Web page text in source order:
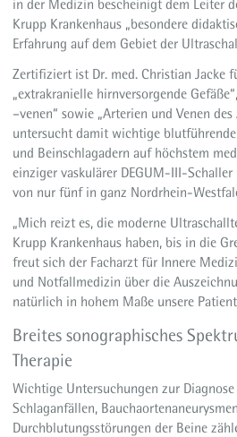
in der Medizin bescheinigt dem Leiter
Krupp Krankenhaus „besondere
Erfahrung auf dem Gebiet der
Zertifiziert ist Dr. med. Christian Jacke
„extrakranielle hirnversorgende
–venen“ sowie „Arterien und Venen des
untersucht damit wichtige
und Beinschlagadern auf höchstem
einziger vaskulärer DEGUM-III-
von nur fünf in ganz Nordrhein-
„Mich reizt es, die moderne
Krupp Krankenhaus haben, bis in die
freut sich der Facharzt für Innere
und Notfallmedizin über die
natürlich in hohem Maße unsere
Breites sonographisches
Therapie
Wichtige Untersuchungen zur
Schlaganfällen,
Durchblutungsstörungen der Beine